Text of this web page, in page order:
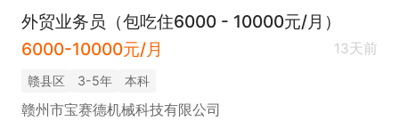
外贸业务员（包吃住6000 - 10000元/月）
6000-10000元/月
13天前
赣县区 3-5年 本科
赣州市宝赛德机械科技有限公司